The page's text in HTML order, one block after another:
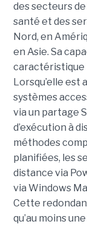
des secteurs
santé et des
Nord, en
en Asie. Sa
caractéristique
Lorsqu’elle
systèmes
via un partage
d’exécution à
méthodes
planifiées, les
distance via
via Windows
Cette
qu’au moins